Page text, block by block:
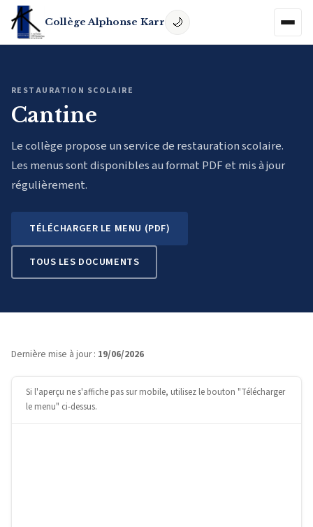
Collège Alphonse Karr
RESTAURATION SCOLAIRE
Cantine
Le collège propose un service de restauration scolaire.
Les menus sont disponibles au format PDF et mis à jour
régulièrement.
TÉLÉCHARGER LE MENU (PDF)
TOUS LES DOCUMENTS
Dernière mise à jour : 19/06/2026
Si l'aperçu ne s'affiche pas sur mobile, utilisez le bouton "Télécharger
le menu" ci-dessus.